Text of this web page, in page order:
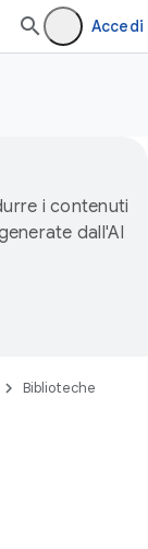
Accedi
i contenuti
dall'AI
Biblioteche